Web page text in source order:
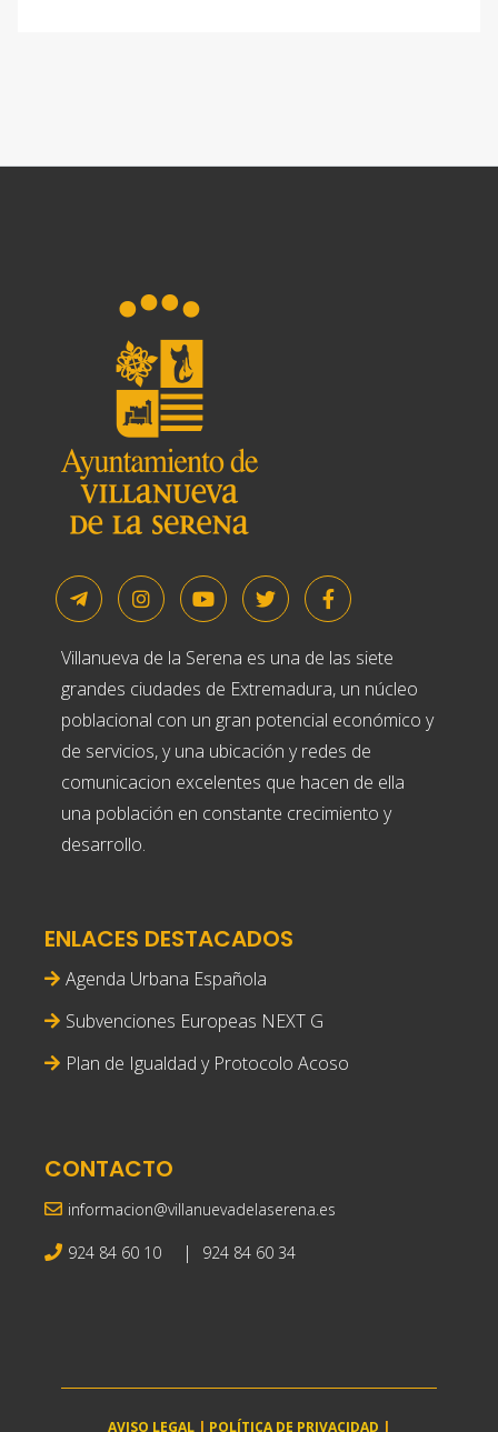
Villanueva de la Serena es una de las siete
grandes ciudades de Extremadura, un núcleo
poblacional con un gran potencial económico y
de servicios, y una ubicación y redes de
comunicacion excelentes que hacen de ella
una población en constante crecimiento y
desarrollo.
ENLACES DESTACADOS
Agenda Urbana Española
Subvenciones Europeas NEXT G
Plan de Igualdad y Protocolo Acoso
CONTACTO
informacion@villanuevadelaserena.es
924 84 60 10 | 924 84 60 34
AVISO LEGAL | POLÍTICA DE PRIVACIDAD |